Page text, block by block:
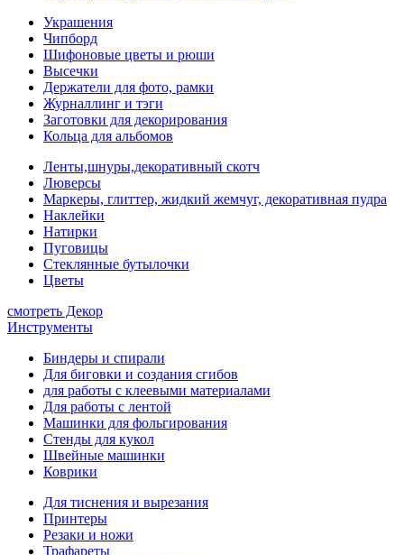
Украшения
Чипборд
Шифоновые цветы и рюши
Высечки
Держатели для фото, рамки
Журналлинг и тэги
Заготовки для декорирования
Кольца для альбомов
Ленты,шнуры,декоративный скотч
Люверсы
Маркеры, глиттер, жидкий жемчуг, декоративная пудра
Наклейки
Натирки
Пуговицы
Стеклянные бутылочки
Цветы
смотреть Декор
Инструменты
Биндеры и спирали
Для биговки и создания сгибов
для работы с клеевыми материалами
Для работы с лентой
Машинки для фольгирования
Стенды для кукол
Швейные машинки
Коврики
Для тиснения и вырезания
Принтеры
Резаки и ножи
Трафареты